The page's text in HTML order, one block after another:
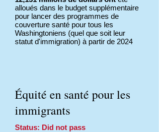
alloués dans le budget supplémentaire
pour lancer des programmes de
couverture santé pour tous les
Washingtoniens (quel que soit leur
statut d'immigration) à partir de 2024
Équité en santé pour les
immigrants
Status: Did not pass